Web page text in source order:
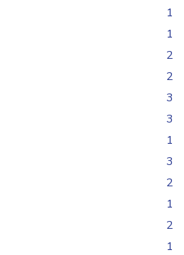
1
1
2
2
3
3
1
3
2
1
2
1